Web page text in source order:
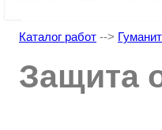
Каталог работ -->
Защита